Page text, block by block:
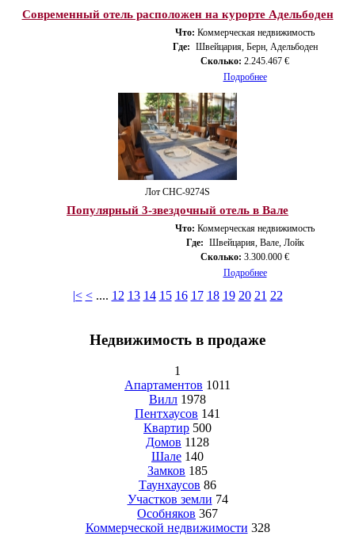
Современный отель расположен на курорте Адельбоден
Что: Коммерческая недвижимость
Где: Швейцария, Берн, Адельбоден
Сколько: 2.245.467 €
Подробнее
Лот CHС-9274S
Популярный 3-звездочный отель в Вале
Что: Коммерческая недвижимость
Где: Швейцария, Вале, Лойк
Сколько: 3.300.000 €
Подробнее
|< <.... 12 13 14 15 16 17 18 19 20 21 22
Недвижимость в продаже
1
Апартаментов 1011
Вилл 1978
Пентхаусов 141
Квартир 500
Домов 1128
Шале 140
Замков 185
Таунхаусов 86
Участков земли 74
Особняков 367
Коммерческой недвижимости 328